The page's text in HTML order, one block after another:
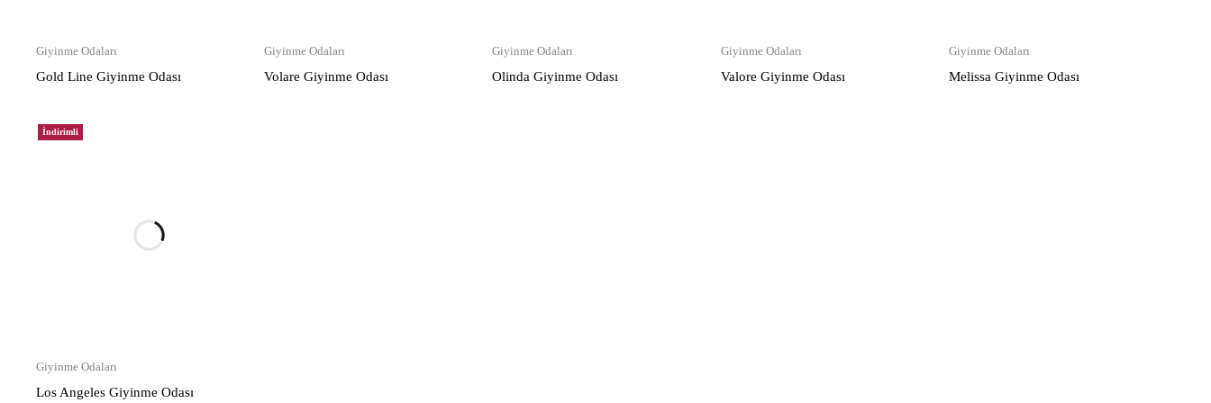
Giyinme Odaları
Gold Line Giyinme Odası
Giyinme Odaları
Volare Giyinme Odası
Giyinme Odaları
Olinda Giyinme Odası
Giyinme Odaları
Valore Giyinme Odası
Giyinme Odaları
Melissa Giyinme Odası
İndirimli
Giyinme Odaları
Los Angeles Giyinme Odası